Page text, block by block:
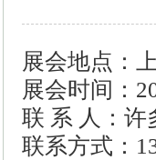
展会地点：
展会时间：
联 系 人：许
联系方式：